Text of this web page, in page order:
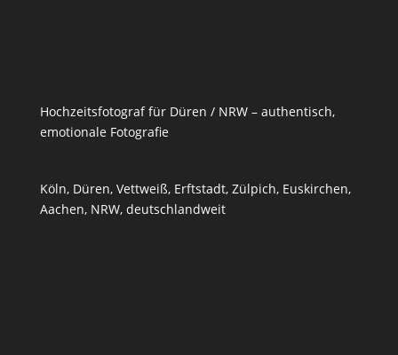
Hochzeitsfotograf für Düren / NRW – authentisch,
emotionale Fotografie
Köln, Düren, Vettweiß, Erftstadt, Zülpich, Euskirchen,
Aachen, NRW, deutschlandweit